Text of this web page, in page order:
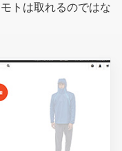
トは取れるのではな